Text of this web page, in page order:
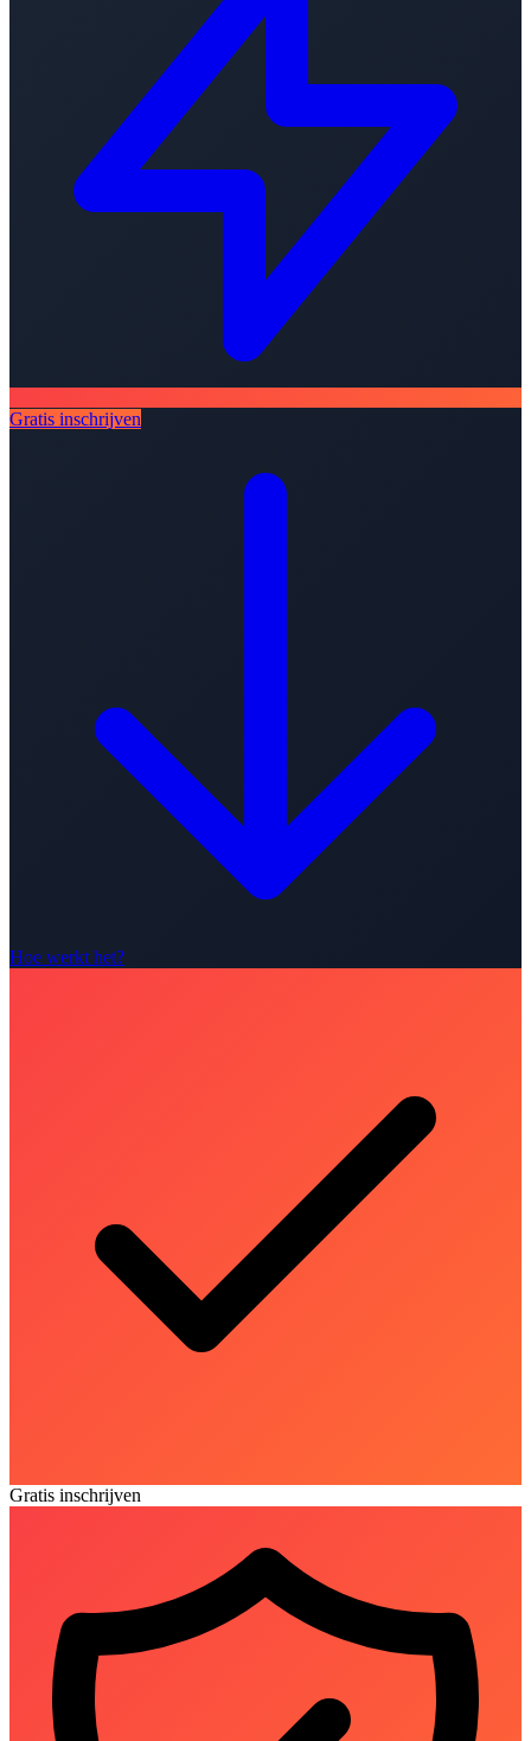
Gratis inschrijven
Hoe werkt het?
Gratis inschrijven